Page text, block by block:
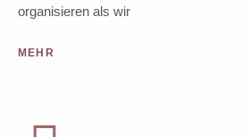
organisieren als wir
MEHR